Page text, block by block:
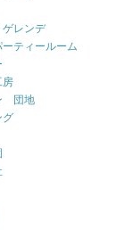
レンデ
ティールーム
房
団地
グ